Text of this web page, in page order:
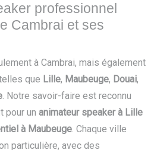
professionnel
Cambrai et ses
à Cambrai, mais également
que Lille, Maubeuge, Douai,
. Notre savoir-faire est reconnu
pour un animateur speaker à Lille
à Maubeuge. Chaque ville
particulière, avec des